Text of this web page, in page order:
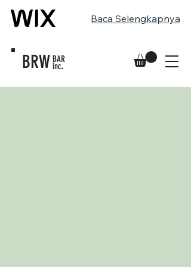
Baca Selengkapnya